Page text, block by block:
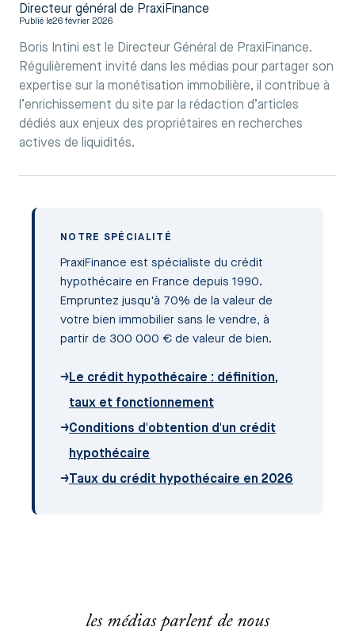
Directeur général de PraxiFinance
Publié le26 février 2026
Boris Intini est le Directeur Général de PraxiFinance.
Régulièrement invité dans les médias pour partager son
expertise sur la monétisation immobilière, il contribue à
l’enrichissement du site par la rédaction d’articles
dédiés aux enjeux des propriétaires en recherches
actives de liquidités.
NOTRE SPÉCIALITÉ
PraxiFinance est spécialiste du crédit
hypothécaire en France depuis 1990.
Empruntez jusqu'à 70% de la valeur de
votre bien immobilier sans le vendre, à
partir de 300 000 € de valeur de bien.
→Le crédit hypothécaire : définition,
taux et fonctionnement
→Conditions d'obtention d'un crédit
hypothécaire
→Taux du crédit hypothécaire en 2026
les médias parlent de nous